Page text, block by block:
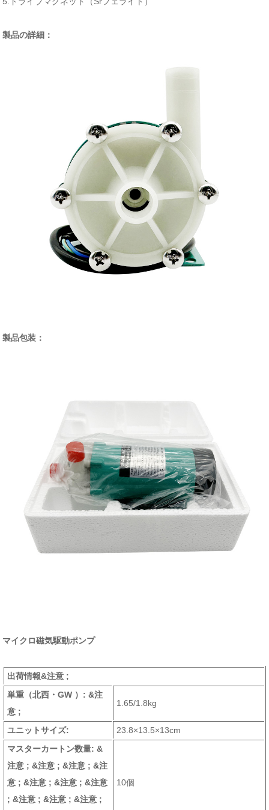
製品の詳細：
製品包装：
マイクロ磁気駆動ポンプ
出荷情報&注意 ;
単重 （北西・GW ） : &注
意 ;
1.65/1.8kg
ユニットサイズ:
23.8×13.5×13cm
マスターカートン数量: &
注意 ; &注意 ; &注意 ; &注
意 ; &注意 ; &注意 ; &注意
; &注意 ; &注意 ; &注意 ;
10個